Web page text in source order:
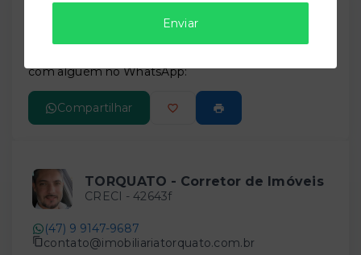
Gostou do imóvel?
Salve ele nos seus favoritos ou então compartilhe
com alguém no WhatsApp:
Compartilhar
TORQUATO - Corretor de Imóveis
CRECI - 42643f
(47) 9 9147-9687
contato@imobiliariatorquato.com.br
Enviar